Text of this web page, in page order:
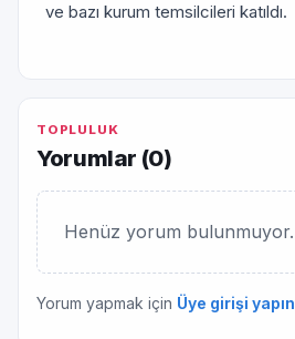
ve bazı kurum temsilcileri katıldı.
TOPLULUK
Yorumlar (0)
Henüz yorum bulunmuyor.
Yorum yapmak için Üye girişi yapın